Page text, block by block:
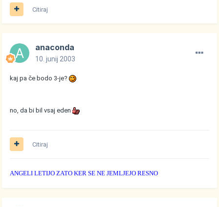
Citiraj
anaconda
10. junij 2003
kaj pa če bodo 3-je?
no, da bi bil vsaj eden
Citiraj
ANGELI LETIJO ZATO KER SE NE JEMLJEJO RESNO